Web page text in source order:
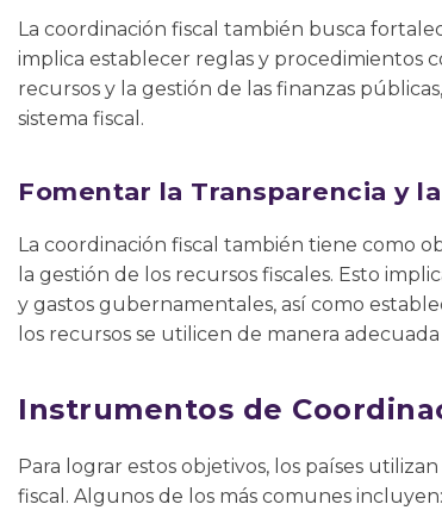
La coordinación fiscal también busca
implica establecer reglas y procedimientos
recursos y la gestión de las finanzas
sistema fiscal.
Fomentar la Transparencia y
La coordinación fiscal también tiene como
la gestión de los recursos fiscales. Esto
y gastos gubernamentales, así como
los recursos se utilicen de manera
Instrumentos de
Para lograr estos objetivos, los países
fiscal. Algunos de los más comunes incluyen: